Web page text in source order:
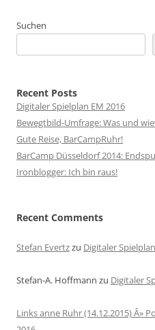
Suchen
Recent Posts
Digitaler Spielplan EM 2016
Bewegtbild-Umfrage: Was und
Gute Reise, BarCampRuhr!
BarCamp Düsseldorf 2014:
Ironblogger: Ich bin raus!
Recent Comments
Stefan Evertzzu Digitaler
Stefan-A. Hoffmann zu Digitaler
Links anne Ruhr (14.12.2015) Â»